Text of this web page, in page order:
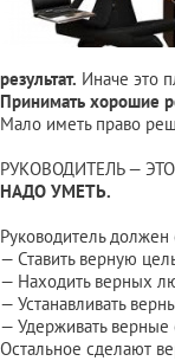
результат. Иначе это
Принимать хорошие
Мало иметь право
РУКОВОДИТЕЛЬ —
НАДО УМЕТЬ.
Руководитель должен
— Ставить верную
— Находить верных
— Устанавливать
— Удерживать верные
Остальное сделают